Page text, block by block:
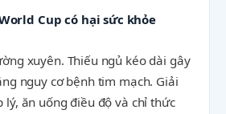
Cup có hại sức khỏe
xuyên. Thiếu ngủ kéo dài gây
nguy cơ bệnh tim mạch. Giải
lý, ăn uống điều độ và chỉ thức